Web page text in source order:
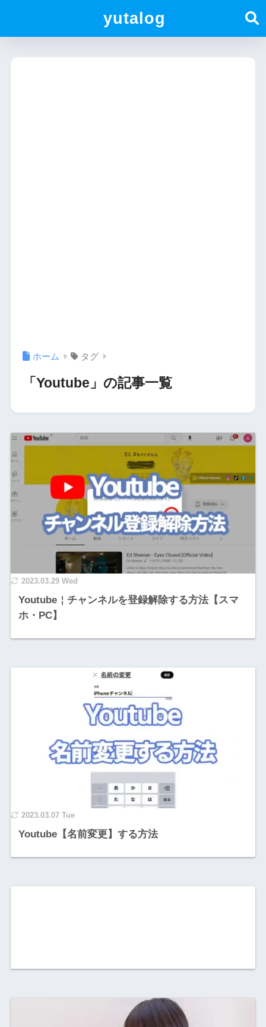
yutalog
ホーム タグ
「Youtube」の記事一覧
2023.03.29 Wed
Youtube￤チャンネルを登録解除する方法【スマ
ホ・PC】
2023.03.07 Tue
Youtube【名前変更】する方法